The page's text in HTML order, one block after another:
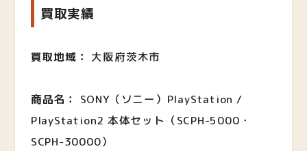
買取実績
買取地域： 大阪府茨木市
商品名：
SONY（ソニー）PlayStation /
PlayStation2 本体セット（SCPH-5000・
SCPH-30000）